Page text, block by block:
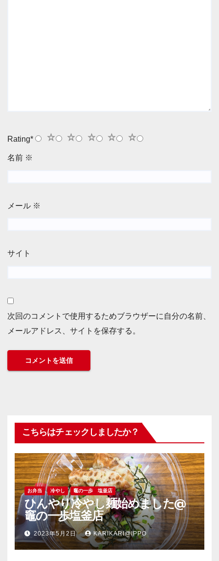
Rating* 5
4
3
2
1
名前 ※
メール ※
サイト
次回のコメントで使用するためブラウザーに自分の名前、
メールアドレス、サイトを保存する。
こちらはチェックしましたか？
お弁当 冷やし 竈の一歩 塩釜店
ひんやり冷やし麺始めました@
竈の一歩塩釜店
2023年5月2日 KARIKARI@IPPO